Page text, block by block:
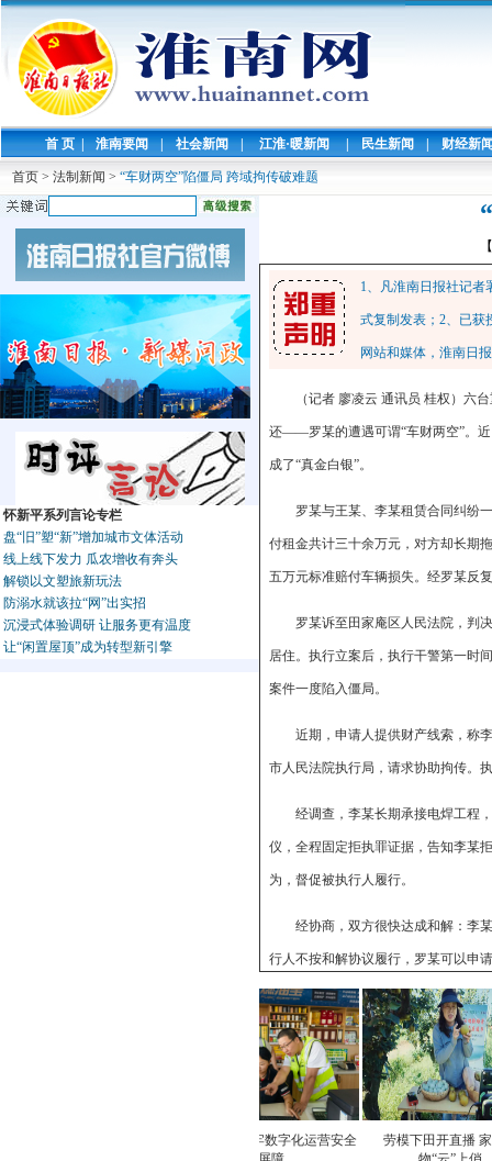
首 页 | 淮南要闻 | 社会新闻 | 江淮·暖新闻 | 民生新闻 | 财经新
首页 > 法制新闻 > “车财两空”陷僵局 跨域拘传破难题
怀新平系列言论专栏
盘“旧”塑“新”增加城市文体活动
线上线下发力 瓜农增收有奔头
解锁以文塑旅新玩法
防溺水就该拉“网”出实招
沉浸式体验调研 让服务更有温度
让“闲置屋顶”成为转型新引擎
1、凡淮南日报社记
式复制发表；2、已获
网站和媒体，淮南日
（记者 廖凌云 通讯员 桂权）六
还——罗某的遭遇可谓“车财两空”。
成了“真金白银”。
罗某与王某、李某租赁合同纠纷
付租金共计三十余万元，对方却长期
五万元标准赔付车辆损失。经罗某反
罗某诉至田家庵区人民法院，判
居住。执行立案后，执行干警第一时
案件一度陷入僵局。
近期，申请人提供财产线索，称
市人民法院执行局，请求协助拘传。
经调查，李某长期承接电焊工程
仪，全程固定拒执罪证据，告知李某
为，督促被执行人履行。
经协商，双方很快达成和解：李
行人不按和解协议履行，罗某可以申
田家庵区人民法院在此案中充分
判决兑换成了“真金白银”。
专项巡检筑牢数字化运营安全
劳模下田开直播 家